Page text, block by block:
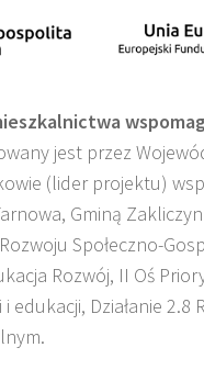
jest przez
(lider projektu)
Gminą
Społeczno-
Rozwój, II Oś
Działanie 2.8